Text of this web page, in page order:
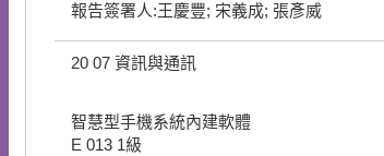
報告簽署人:王慶豐; 宋義成; 張彥威
20 07 資訊與通訊
智慧型手機系統內建軟體
E 013 1級